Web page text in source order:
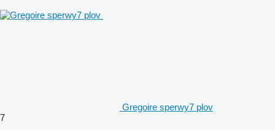
Gregoire sperwy7 plov
7